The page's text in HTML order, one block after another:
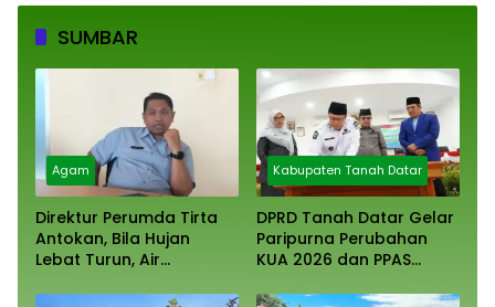
SUMBAR
Agam
Direktur Perumda Tirta
Antokan, Bila Hujan
Lebat Turun, Air
Diolah
Kabupaten Tanah Datar
DPRD Tanah Datar Gelar
Paripurna Perubahan
KUA 2026 dan PPAS